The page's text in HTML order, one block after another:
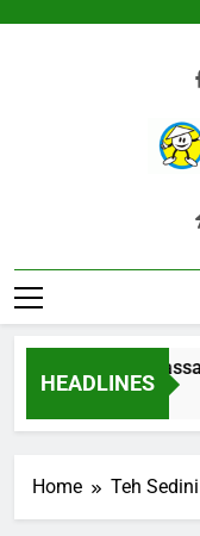
HEADLINES
Gasifier
20 Jam Ago
Home Teh Sedini